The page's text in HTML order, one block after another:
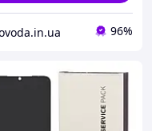
96%